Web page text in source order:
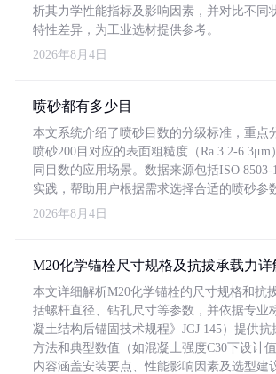
析其力学性能指标及影响因素，并对比不同
特性差异，为工业选材提供参考。
2026年8月4日
喷砂都有多少目
本文系统介绍了喷砂目数的分级标准，重点
喷砂200目对应的表面粗糙度（Ra 3.2-6.3μm
同目数的应用场景。数据来源包括ISO
实践，帮助用户根据需求选择合适的喷砂参
2026年8月4日
M20化学锚栓尺寸规格及抗拔承载力详
本文详细解析M20化学锚栓的尺寸规格和抗
括螺杆直径、钻孔尺寸等参数，并依据专业
凝土结构后锚固技术规程》JGJ 145）提供
方法和典型数值（如混凝土强度C30下设计值
内容涵盖安装要点、性能影响因素及选型建